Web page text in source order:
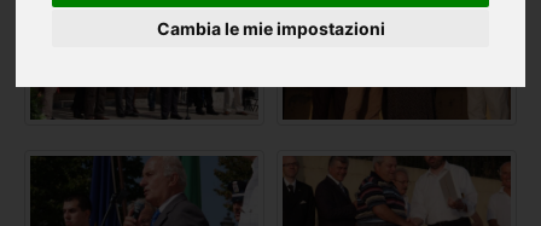
Cambia le mie impostazioni